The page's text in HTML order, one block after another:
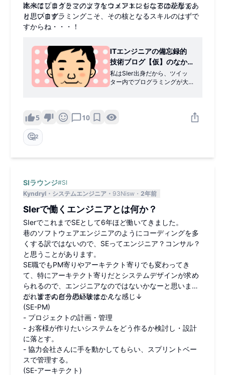
比べてしまうとこのようなコメントにもなるのかなぁ、
と思います。
本来はプログラマ／ソフトウェアエンジニアは花形であ
り、プログラミングこそ、その核となるスキルのはずで
すからね・・・！
ITエンジニアの備忘録的
技術ブログ【仮】のなか
の人 (@DepthbombM)
on X
私はSIer出身だから、ツイッ
ター内でプログラミングが大
きなおす作業だから、誰でも
ろうか🤔
5 10
🤔2
SIラウンジ#SI
Kyndryl
システムエンジニア 93Nisw 2年前
SIerで働くエンジニアとは何か？
SIerでこれまでSEとして6年ほど働いてきました。
巷のソフトウェアエンジニアのようにコーディングを多
くする訳ではないので、SEってエンジニア？コンサル？
と思うことがあります。
SE職でもPM寄りやアーキテクト寄りでも変わってき
て、特にアーキテクト寄りだとシステムデザインが求め
られるので、エンジニアなのではないかなーと思います
が、皆さんどう思いますか？
これまでの自分の経験はこんな感じ↓
(SE-PM)
- プロジェクトの計画・管理
- お客様が作りたいシステムをどう作るか検討し・設計
に落とす。
- 協力会社さんに手を動かしてもらい、スプリントベー
スで管理する。
(SE-アーキテクト)